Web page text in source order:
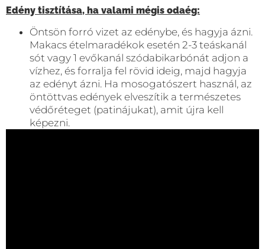
Edény tisztítása, ha valami mégis odaég:
Öntsön forró vizet az edénybe, és hagyja ázni.
Makacs ételmaradékok esetén 2-3 teáskanál
sót vagy 1 evőkanál szódabikarbónát adjon a
vízhez, és forralja fel rövid ideig, majd hagyja
az edényt ázni. Ha mosogatószert használ, az
öntöttvas edények elveszítik a természetes
védőréteget (patinájukat), amit újra kell
képezni.